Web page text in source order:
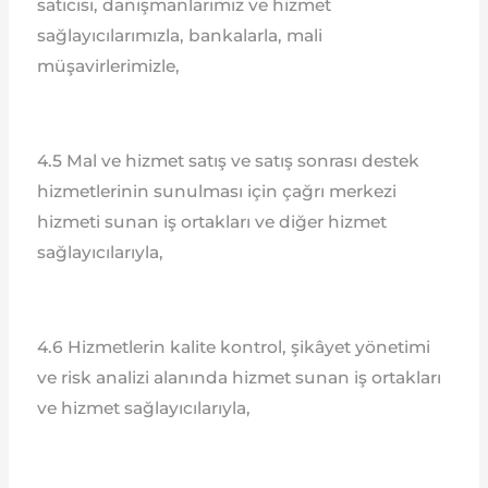
satıcısı, danışmanlarımız ve hizmet
sağlayıcılarımızla, bankalarla, mali
müşavirlerimizle,
4.5 Mal ve hizmet satış ve satış sonrası destek
hizmetlerinin sunulması için çağrı merkezi
hizmeti sunan iş ortakları ve diğer hizmet
sağlayıcılarıyla,
4.6 Hizmetlerin kalite kontrol, şikâyet yönetimi
ve risk analizi alanında hizmet sunan iş ortakları
ve hizmet sağlayıcılarıyla,